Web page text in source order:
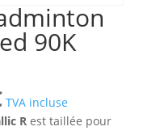
90K
Le
prix
TVA incluse
Rest taillée pour